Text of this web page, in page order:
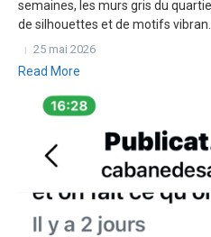
semaines, les murs gris du
de silhouettes et de motifs
25 mai 2026
Read More